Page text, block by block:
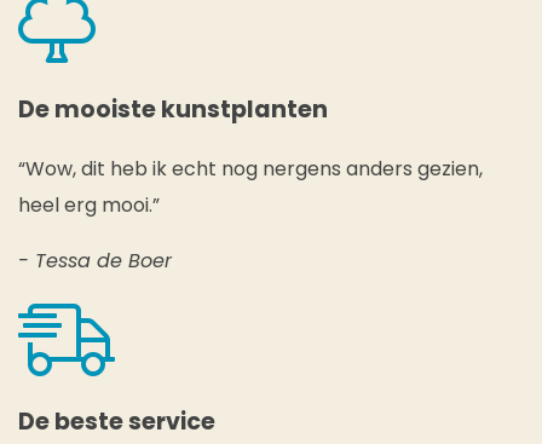
De mooiste kunstplanten
“Wow, dit heb ik echt nog nergens anders gezien,
heel erg mooi.”
- Tessa de Boer
De beste service